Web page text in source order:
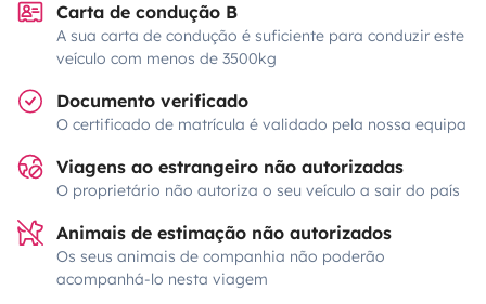
Carta de condução B
A sua carta de condução é suficiente para conduzir este
veículo com menos de 3500kg
Documento verificado
O certificado de matrícula é validado pela nossa equipa
Viagens ao estrangeiro não autorizadas
O proprietário não autoriza o seu veículo a sair do país
Animais de estimação não autorizados
Os seus animais de companhia não poderão
acompanhá-lo nesta viagem